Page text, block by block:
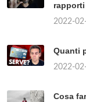
2022-
Quanti
2022-
Cosa